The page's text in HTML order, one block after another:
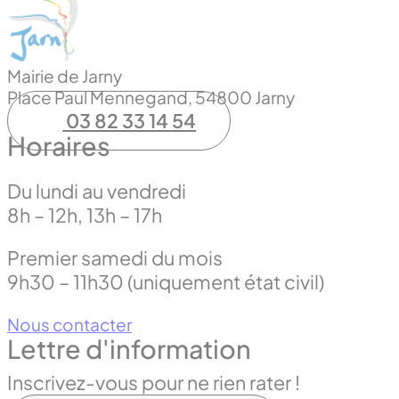
Mairie de Jarny
Place Paul Mennegand, 54800 Jarny
03 82 33 14 54
Horaires
Du lundi au vendredi
8h – 12h, 13h – 17h
Premier samedi du mois
9h30 – 11h30 (uniquement état civil)
Nous contacter
Lettre d'information
Inscrivez-vous pour ne rien rater !